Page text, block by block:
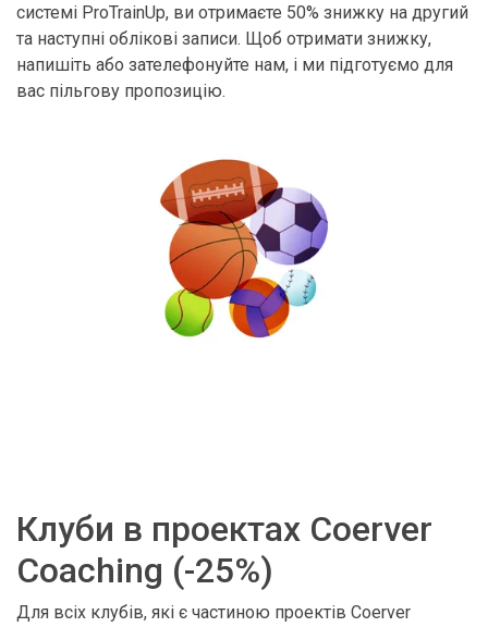
системі ProTrainUp, ви отримаєте 50% знижку на другий
та наступні облікові записи. Щоб отримати знижку,
напишіть або зателефонуйте нам, і ми підготуємо для
вас пільгову пропозицію.
Клуби в проектах Coerver
Coaching (-25%)
Для всіх клубів, які є частиною проектів Coerver